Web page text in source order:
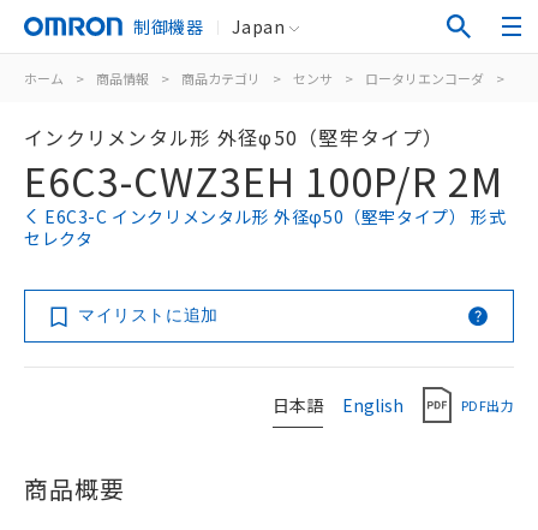
制御機器 Japan
ホーム > 商品情報 > 商品カテゴリ > センサ > ロータリエンコーダ >
インクリメンタル形 外径φ50（堅牢タイプ）
E6C3-CWZ3EH 100P/R 2M
E6C3-C インクリメンタル形 外径φ50（堅牢タイプ） 形式
セレクタ
マイリストに追加
日本語 English PDF出力
商品概要